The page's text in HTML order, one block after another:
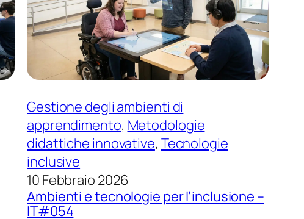
Gestione degli ambienti di
apprendimento, Metodologie
didattiche innovative, Tecnologie
inclusive
10 Febbraio 2026
Ambienti e tecnologie per l’inclusione –
IT#054